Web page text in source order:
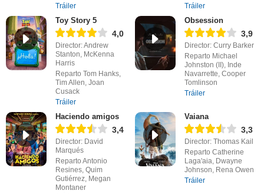
Tráiler
Tráiler
Toy Story 5
4,0
Director: Andrew
Stanton, McKenna
Harris
Reparto Tom Hanks,
Tim Allen, Joan
Cusack
Tráiler
Obsession
3,9
Director: Curry Barker
Reparto Michael
Johnston (II), Inde
Navarrette, Cooper
Tomlinson
Tráiler
Haciendo amigos
3,4
Director: David
Marqués
Reparto Antonio
Resines, Quim
Gutiérrez, Megan
Montaner
Vaiana
3,3
Director: Thomas Kail
Reparto Catherine
Laga'aia, Dwayne
Johnson, Rena Owen
Tráiler